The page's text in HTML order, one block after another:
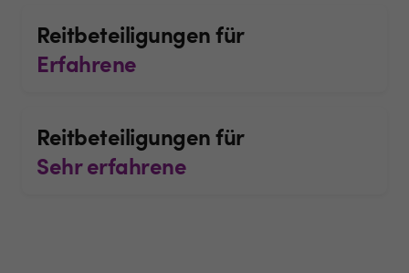
Reitbeteiligungen für
Erfahrene
Reitbeteiligungen für
Sehr erfahrene